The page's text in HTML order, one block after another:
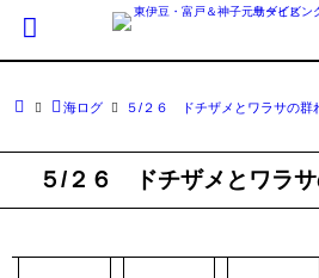
海ログ ５/２６ ドチザメとワラサの群
５/２６ ドチザメとワラサ